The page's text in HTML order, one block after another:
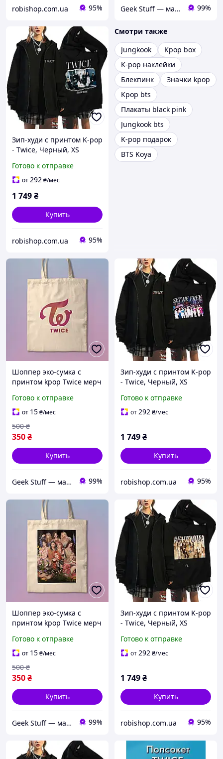
robishop.com.ua 95% Geek Stuff — магазин аниме, гиков, Kpop товаров. Сувениры с вашим принтом и полиграфия 99%
Зип-худи с принтом K-pop
- Twice, Черный, XS
Готово к отправке
от292₴/мес
1 749₴
Купить
robishop.com.ua 95%
Смотри также
Jungkook
Kpop box
K-pop наклейки
Блекпинк
Значки kpop
Kpop bts
Плакаты black pink
Jungkook bts
K-pop подарок
BTS Koya
Шоппер эко-сумка с
принтом kpop Twice мерч
Готово к отправке
от 15₴/мес
350₴
500 ₴
Купить
Geek Stuff — магазин аниме, гиков, Kpop товаров. Сувениры с вашим принтом и полиграфия 99%
Зип-худи с принтом K-pop
- Twice, Черный, XS
Готово к отправке
от292₴/мес
1 749₴
Купить
robishop.com.ua 95%
Шоппер эко-сумка с
принтом kpop Twice мерч
Готово к отправке
от 15₴/мес
350₴
500 ₴
Купить
Geek Stuff — магазин аниме, гиков, Kpop товаров. Сувениры с вашим принтом и полиграфия 99%
Зип-худи с принтом K-pop
- Twice, Черный, XS
Готово к отправке
от292₴/мес
1 749₴
Купить
robishop.com.ua 95%